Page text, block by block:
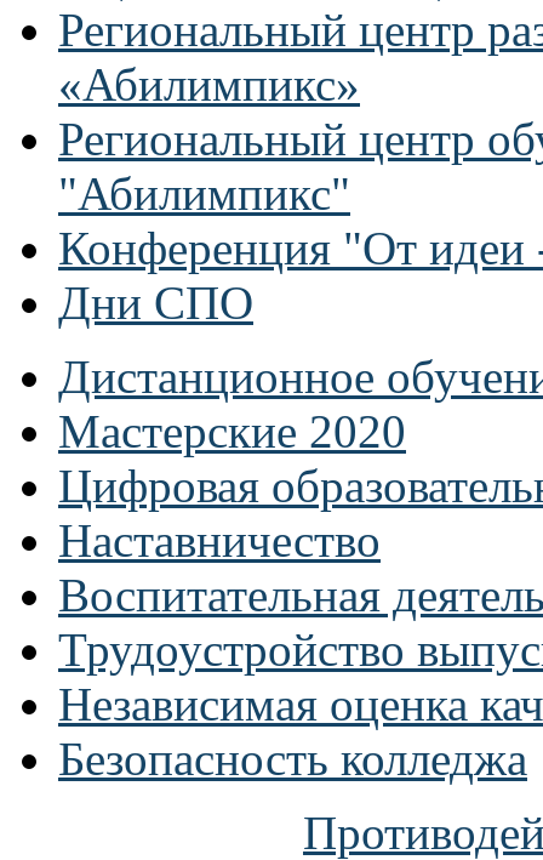
Региональный центр
«Абилимпикс»
Региональный центр
"Абилимпикс"
Конференция "От идеи
Дни СПО
Дистанционное
Мастерские 2020
Цифровая
Наставничество
Воспитательная
Трудоустройство
Независимая оценка
Безопасность колледжа